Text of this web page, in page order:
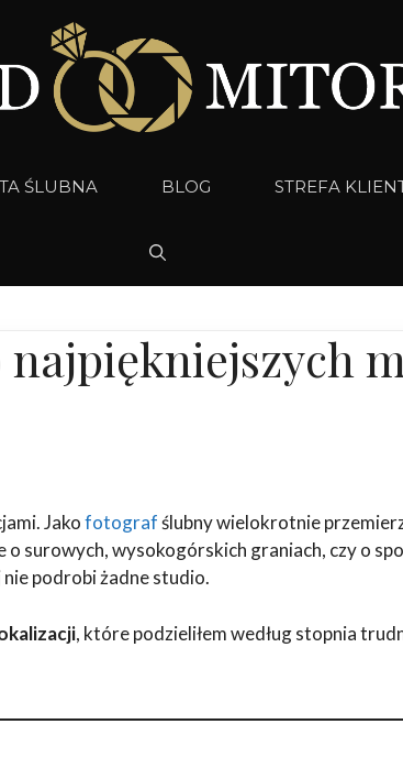
ŚLUBNA BLOG STREFA
najpiękniejszych
Jakofotografślubny wielokrotnie
surowych, wysokogórskich graniach, czy o
podrobi żadne studio.
, które podzieliłem według stopnia